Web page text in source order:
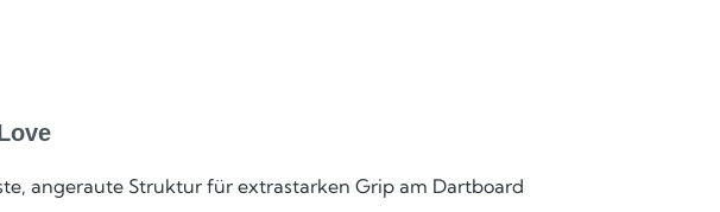
angeraute Struktur für extrastarken Grip am Dartboard